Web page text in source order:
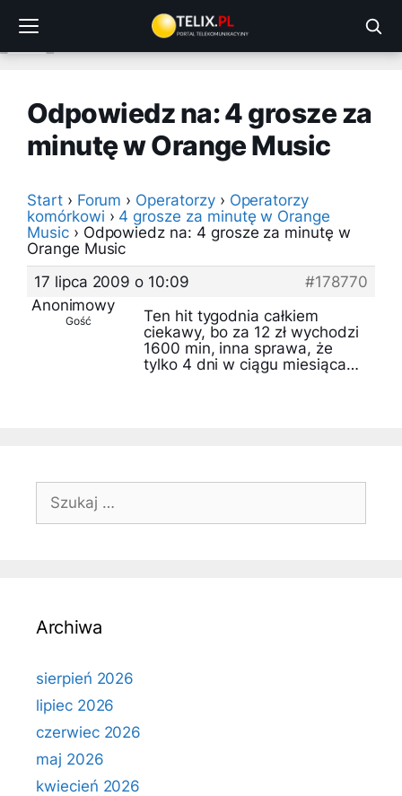
treści
Odpowiedz na: 4 grosze za
minutę w Orange Music
Start › Forum › Operatorzy › Operatorzy
komórkowi › 4 grosze za minutę w Orange
Music › Odpowiedz na: 4 grosze za minutę w
Orange Music
17 lipca 2009 o 10:09
#178770
Anonimowy
Gość
Ten hit tygodnia całkiem
ciekawy, bo za 12 zł wychodzi
1600 min, inna sprawa, że
tylko 4 dni w ciągu miesiąca…
Szukaj:
Archiwa
sierpień 2026
lipiec 2026
czerwiec 2026
maj 2026
kwiecień 2026